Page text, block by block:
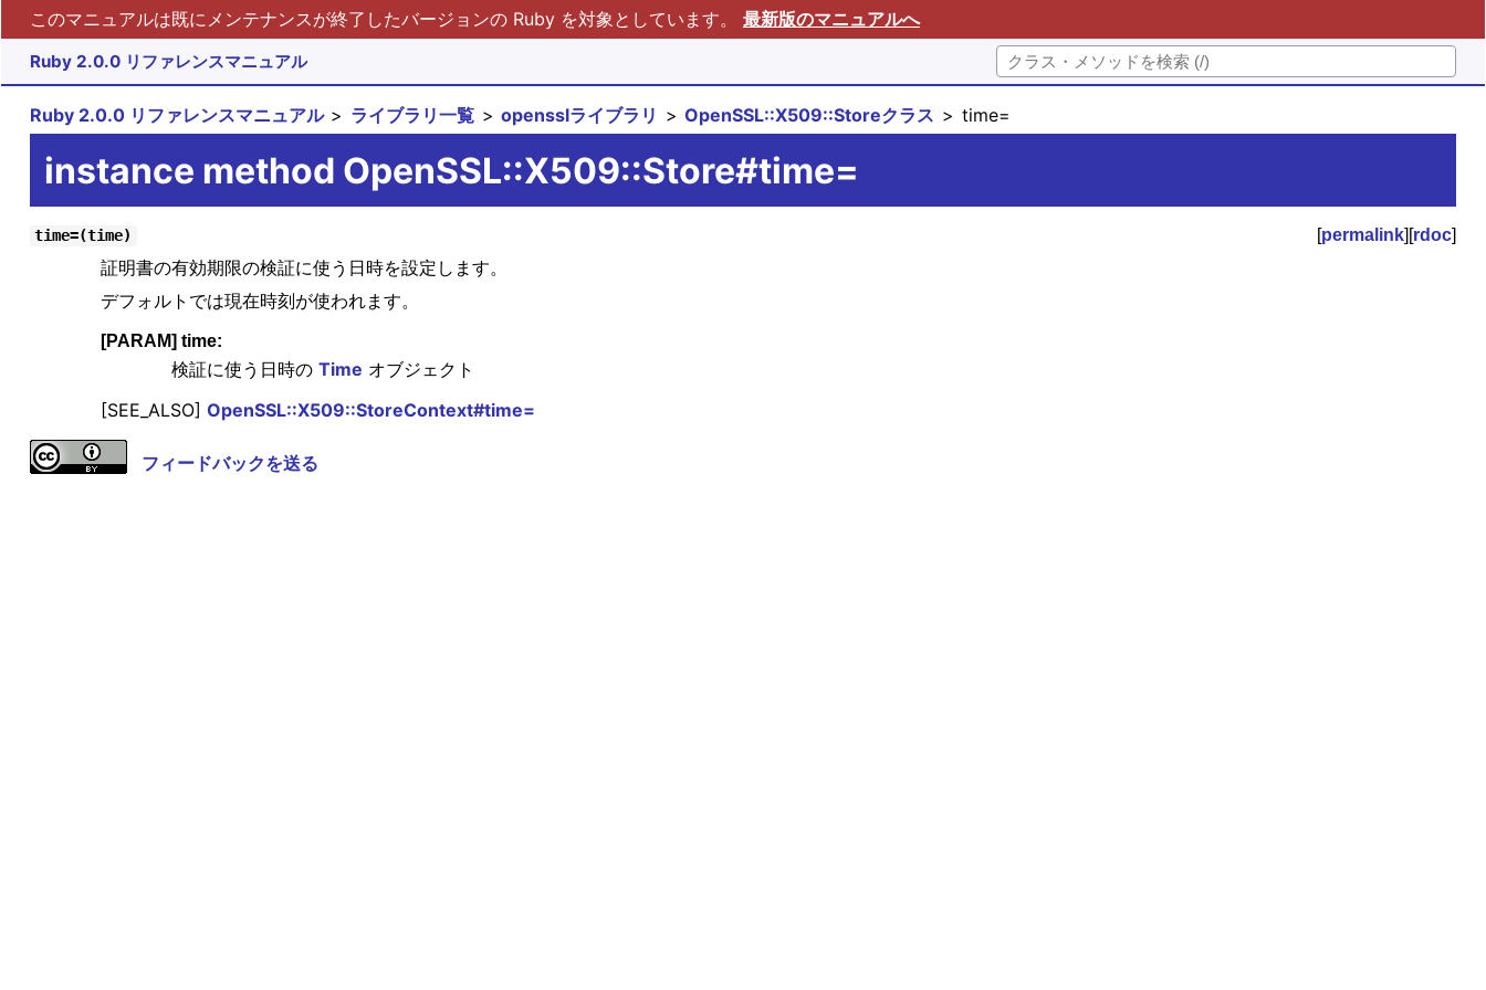
このマニュアルは既にメンテナンスが終了したバージョンの Ruby を対象としています。 最新版のマニュアルへ
Ruby 2.0.0 リファレンスマニュアル
Ruby 2.0.0 リファレンスマニュアル ライブラリ一覧 opensslライブラリ OpenSSL::X509::Storeクラス time=
instance method OpenSSL::X509::Store#time=
time=(time) [permalink][rdoc]
証明書の有効期限の検証に使う日時を設定します。
デフォルトでは現在時刻が使われます。
[PARAM] time:
検証に使う日時の Time オブジェクト
[SEE_ALSO] OpenSSL::X509::StoreContext#time=
フィードバックを送る